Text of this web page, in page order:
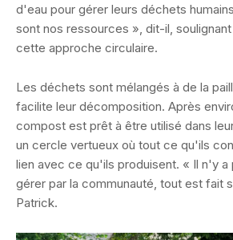
d'eau pour gérer leurs déchets
sont nos ressources », dit-il,
cette approche circulaire.
Les déchets sont mélangés à de la
facilite leur décomposition. Après
compost est prêt à être utilisé dans
un cercle vertueux où tout ce qu'ils
lien avec ce qu'ils produisent. « Il n'y a
gérer par la communauté, tout est fait
Patrick.